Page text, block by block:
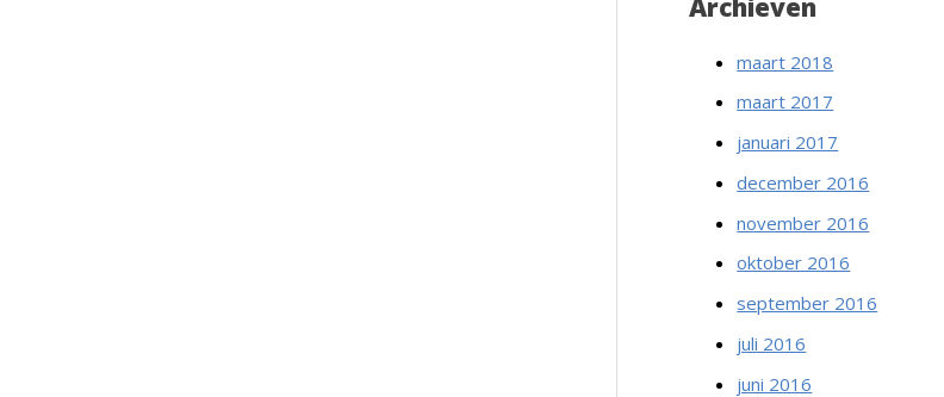
Archieven
maart 2018
maart 2017
januari 2017
december 2016
november 2016
oktober 2016
september 2016
juli 2016
juni 2016